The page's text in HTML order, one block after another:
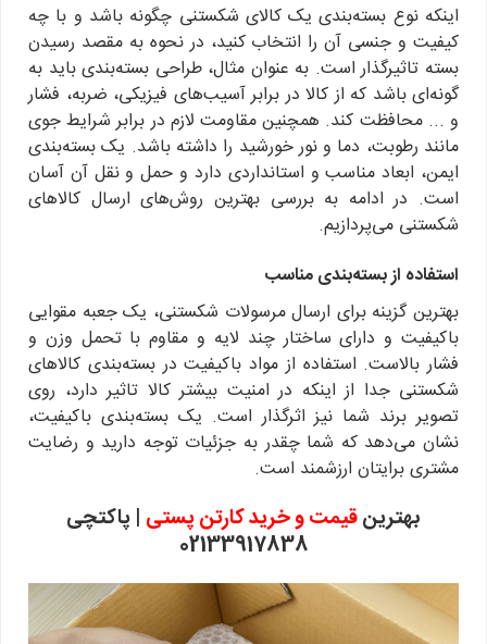
اینکه نوع بسته‌بندی یک کالای شکستنی چگونه باشد و با چه
کیفیت و جنسی آن را انتخاب کنید، در نحوه به مقصد رسیدن
بسته‌ تاثیرگذار است. به عنوان مثال، طراحی بسته‌بندی باید به
گونه‌ای باشد که از کالا در برابر آسیب‌های فیزیکی، ضربه، فشار
و ... محافظت کند. همچنین مقاومت لازم در برابر شرایط جوی
مانند رطوبت، دما و نور خورشید را داشته باشد. یک بسته‌بندی
ایمن، ابعاد مناسب و استانداردی دارد و حمل و نقل آن آسان
است. در ادامه به بررسی بهترین روش‌های ارسال کالاهای
شکستنی می‌پردازیم.
استفاده از بسته‌بندی مناسب
بهترین گزینه برای ارسال مرسولات شکستنی، یک جعبه مقوایی
باکیفیت و دارای ساختار چند لایه و مقاوم با تحمل وزن و
فشار بالاست. استفاده از مواد باکیفیت در بسته‌بندی کالاهای
شکستنی جدا از اینکه در امنیت بیشتر کالا تاثیر دارد، روی
تصویر برند شما نیز اثرگذار است. یک بسته‌بندی باکیفیت،
نشان می‌دهد که شما چقدر به جزئیات توجه دارید و رضایت
مشتری برایتان ارزشمند است.
بهترینقیمت و خرید کارتن پستی | پاکتچی
02133917838